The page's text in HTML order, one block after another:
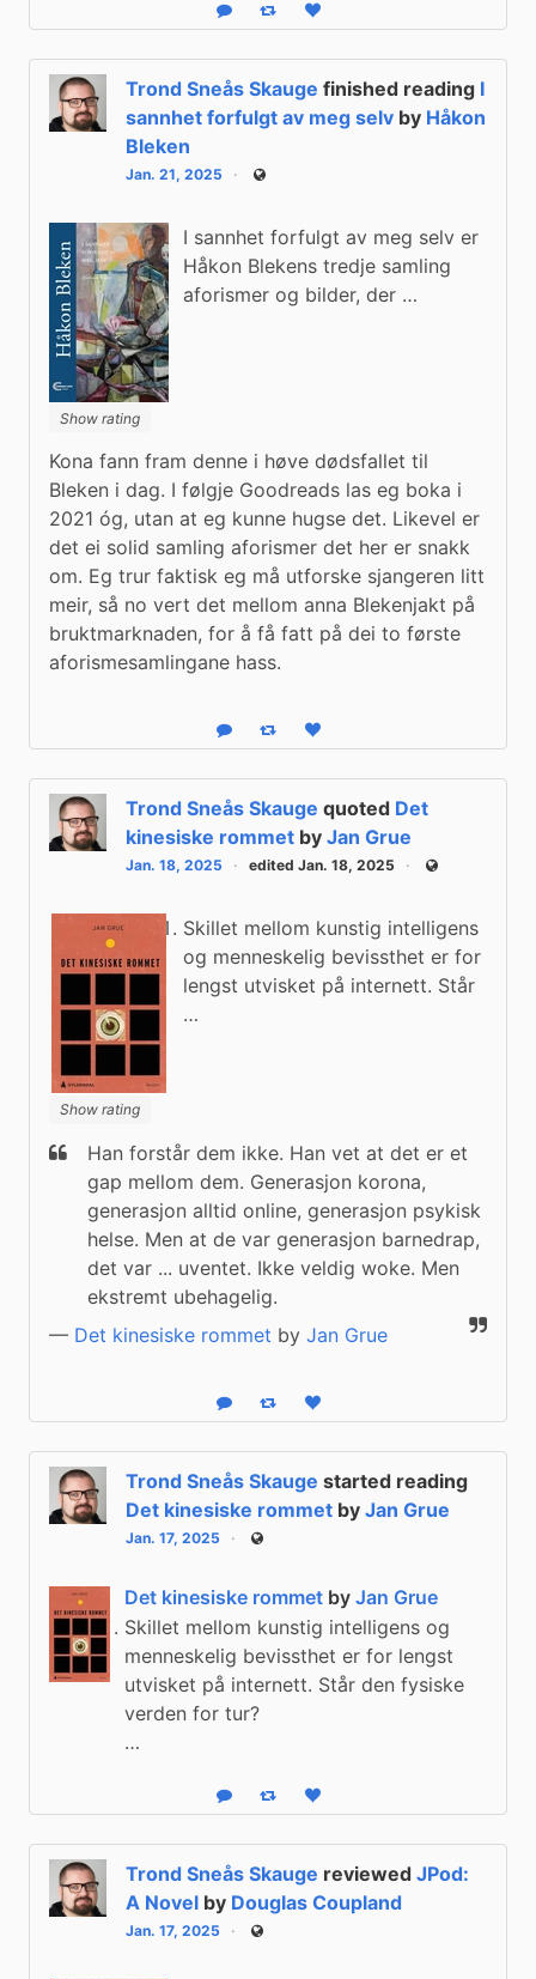
Reply Boost statusLike status
Trond Sneås Skauge finished reading I
sannhet forfulgt av meg selv by Håkon
Bleken
Jan. 21, 2025 Public
Show rating
I sannhet forfulgt av meg selv er
Håkon Blekens tredje samling
aforismer og bilder, der …
Kona fann fram denne i høve dødsfallet til
Bleken i dag. I følgje Goodreads las eg boka i
2021 óg, utan at eg kunne hugse det. Likevel er
det ei solid samling aforismer det her er snakk
om. Eg trur faktisk eg må utforske sjangeren litt
meir, så no vert det mellom anna Blekenjakt på
bruktmarknaden, for å få fatt på dei to første
aforismesamlingane hass.
Reply Boost statusLike status
Trond Sneås Skauge quoted Det
kinesiske rommet by Jan Grue
Jan. 18, 2025 edited Jan. 18, 2025 Public
Show rating
Skillet mellom kunstig intelligens
og menneskelig bevissthet er for
lengst utvisket på internett. Står
…
Han forstår dem ikke. Han vet at det er et
gap mellom dem. Generasjon korona,
generasjon alltid online, generasjon psykisk
helse. Men at de var generasjon barnedrap,
det var ... uventet. Ikke veldig woke. Men
ekstremt ubehagelig.
— Det kinesiske rommet by Jan Grue
Reply Boost statusLike status
Trond Sneås Skauge started reading
Det kinesiske rommet by Jan Grue
Jan. 17, 2025 Public
Det kinesiske rommet by Jan Grue
Skillet mellom kunstig intelligens og
menneskelig bevissthet er for lengst
utvisket på internett. Står den fysiske
verden for tur?
…
Reply Boost statusLike status
Trond Sneås Skauge reviewed JPod:
A Novel by Douglas Coupland
Jan. 17, 2025 Public